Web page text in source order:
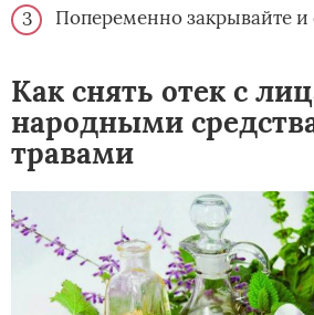
Попеременно закрывайте и
Как снять отек с
народными
травами